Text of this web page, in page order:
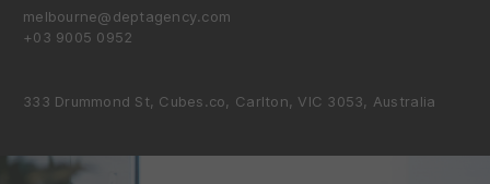
melbourne@deptagency.com
+03 9005 0952
333 Drummond St, Cubes.co, Carlton, VIC 3053, Australia